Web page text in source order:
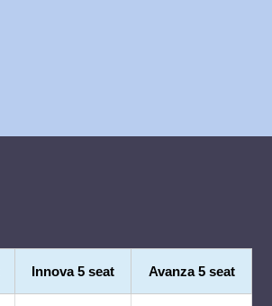
Innova 5 seat Avanza 5 seat